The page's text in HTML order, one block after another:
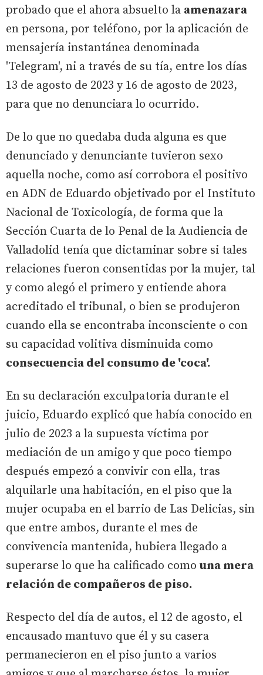
probado que el ahora absuelto la amenazara
en persona, por teléfono, por la aplicación de
mensajería instantánea denominada
'Telegram', ni a través de su tía, entre los días
13 de agosto de 2023 y 16 de agosto de 2023,
para que no denunciara lo ocurrido.
De lo que no quedaba duda alguna es que
denunciado y denunciante tuvieron sexo
aquella noche, como así corrobora el positivo
en ADN de Eduardo objetivado por el Instituto
Nacional de Toxicología, de forma que la
Sección Cuarta de lo Penal de la Audiencia de
Valladolid tenía que dictaminar sobre si tales
relaciones fueron consentidas por la mujer, tal
y como alegó el primero y entiende ahora
acreditado el tribunal, o bien se produjeron
cuando ella se encontraba inconsciente o con
su capacidad volitiva disminuida como
consecuencia del consumo de 'coca'.
En su declaración exculpatoria durante el
juicio, Eduardo explicó que había conocido en
julio de 2023 a la supuesta víctima por
mediación de un amigo y que poco tiempo
después empezó a convivir con ella, tras
alquilarle una habitación, en el piso que la
mujer ocupaba en el barrio de Las Delicias, sin
que entre ambos, durante el mes de
convivencia mantenida, hubiera llegado a
superarse lo que ha calificado como una mera
relación de compañeros de piso.
Respecto del día de autos, el 12 de agosto, el
encausado mantuvo que él y su casera
permanecieron en el piso junto a varios